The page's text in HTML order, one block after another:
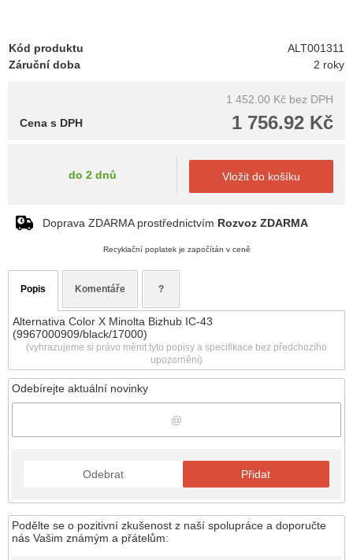
Odebírejte aktuální novinky
Odebrat Přidat
Podělte se o pozitivní zkušenost z naší spolupráce a doporučte
nás Vašim známým a přátelům:
Kód produktu
ALT001311
Záruční doba
2 roky
1 452.00 Kč bez DPH
1 756.92 Kč
Cena s DPH
do 2 dnů Vložit do košíku
Doprava ZDARMA prostřednictvím Rozvoz ZDARMA
Recyklační poplatek je započítán v ceně
Popis Komentáře ?
Alternativa Color X Minolta Bizhub IC-43
(9967000909/black/17000)
(vyhrazujeme si právo měnit tyto popisy a specifikace bez předchozího
upozornění)